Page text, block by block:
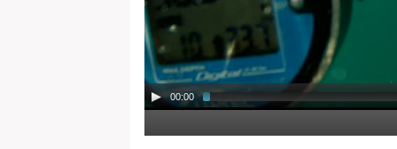
00:00